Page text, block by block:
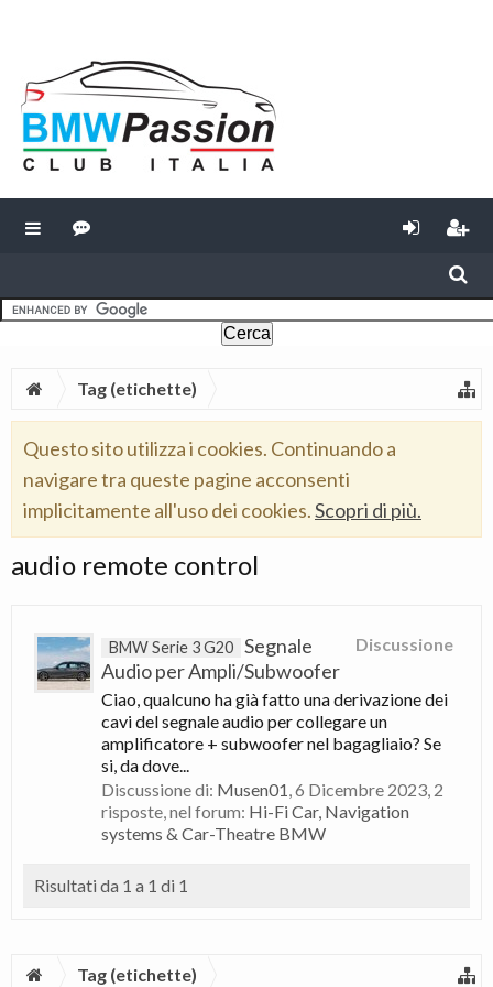
Tag (etichette)
Questo sito utilizza i cookies. Continuando a
navigare tra queste pagine acconsenti
implicitamente all'uso dei cookies.Scopri di più.
audio remote control
Discussione
BMW Serie 3 G20 Segnale
Audio per Ampli/Subwoofer
Ciao, qualcuno ha già fatto una derivazione dei
cavi del segnale audio per collegare un
amplificatore + subwoofer nel bagagliaio? Se
si, da dove...
Discussione di: Musen01,6 Dicembre 2023, 2
risposte, nel forum: Hi-Fi Car, Navigation
systems & Car-Theatre BMW
Risultati da 1 a 1 di 1
Tag (etichette)